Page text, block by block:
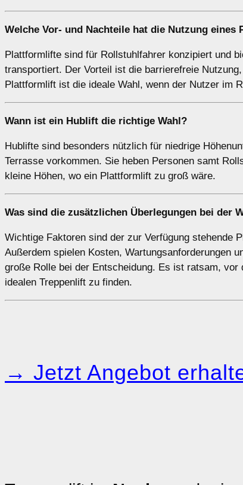
Welche Vor- und Nachteile hat die Nutzung eines
Plattformlifte sind für Rollstuhlfahrer konzipiert und
transportiert. Der Vorteil ist die barrierefreie
Plattformlift ist die ideale Wahl, wenn der Nutzer im
Wann ist ein Hublift die richtige Wahl?
Hublifte sind besonders nützlich für niedrige
Terrasse vorkommen. Sie heben Personen samt
kleine Höhen, wo ein Plattformlift zu groß wäre.
Was sind die zusätzlichen Überlegungen bei der
Wichtige Faktoren sind der zur Verfügung stehende
Außerdem spielen Kosten, Wartungsanforderungen
große Rolle bei der Entscheidung. Es ist ratsam,
idealen Treppenlift zu finden.
→ Jetzt Angebot